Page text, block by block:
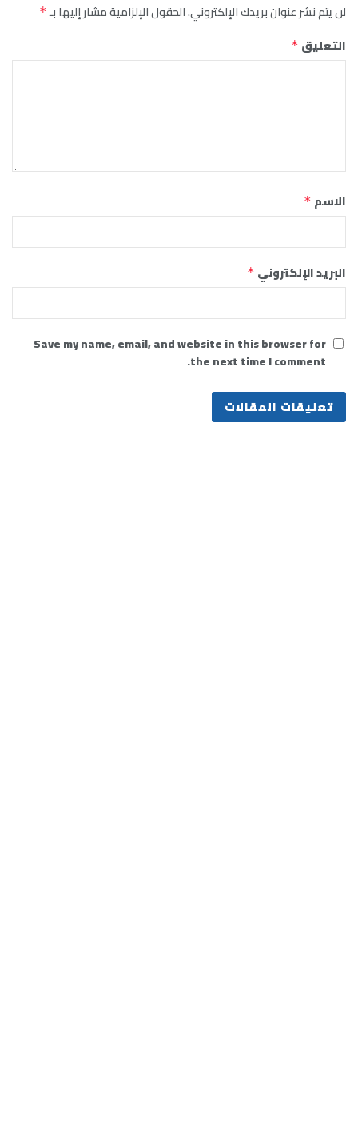
لن يتم نشر عنوان بريدك الإلكتروني.الحقول الإلزامية مشار إليها بـ*
التعليق *
الاسم *
البريد الإلكتروني *
Save my name, email, and website in this browser for
the next time I comment.